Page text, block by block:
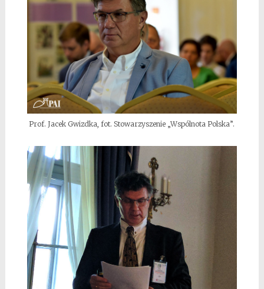
Prof. Jacek Gwizdka, fot. Stowarzyszenie „Wspólnota Polska”.